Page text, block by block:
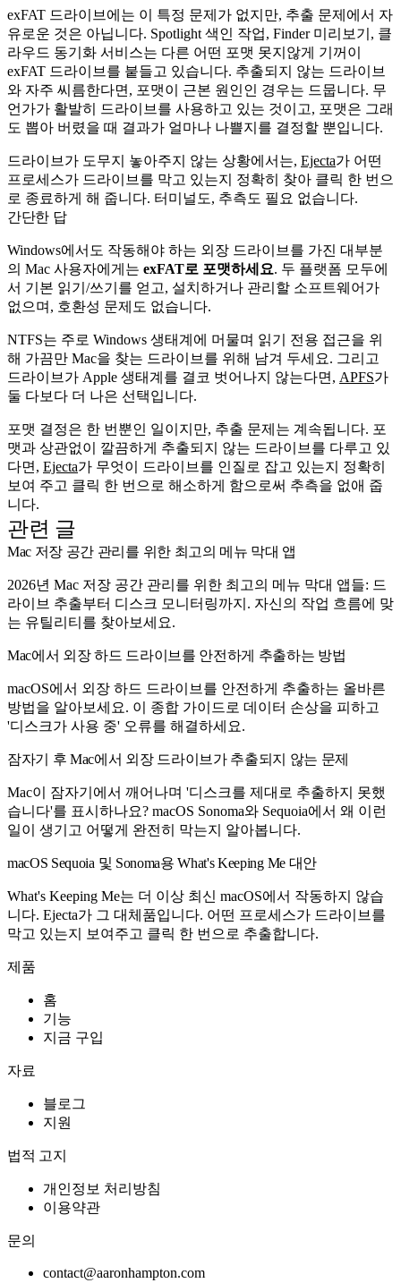
exFAT 드라이브에는 이 특정 문제가 없지만, 추출 문제에서 자
유로운 것은 아닙니다. Spotlight 색인 작업, Finder 미리보기, 클
라우드 동기화 서비스는 다른 어떤 포맷 못지않게 기꺼이
exFAT 드라이브를 붙들고 있습니다. 추출되지 않는 드라이브
와 자주 씨름한다면, 포맷이 근본 원인인 경우는 드뭅니다. 무
언가가 활발히 드라이브를 사용하고 있는 것이고, 포맷은 그래
도 뽑아 버렸을 때 결과가 얼마나 나쁠지를 결정할 뿐입니다.
드라이브가 도무지 놓아주지 않는 상황에서는, Ejecta가 어떤
프로세스가 드라이브를 막고 있는지 정확히 찾아 클릭 한 번으
로 종료하게 해 줍니다. 터미널도, 추측도 필요 없습니다.
간단한 답
Windows에서도 작동해야 하는 외장 드라이브를 가진 대부분
의 Mac 사용자에게는 exFAT로 포맷하세요. 두 플랫폼 모두에
서 기본 읽기/쓰기를 얻고, 설치하거나 관리할 소프트웨어가
없으며, 호환성 문제도 없습니다.
NTFS는 주로 Windows 생태계에 머물며 읽기 전용 접근을 위
해 가끔만 Mac을 찾는 드라이브를 위해 남겨 두세요. 그리고
드라이브가 Apple 생태계를 결코 벗어나지 않는다면, APFS가
둘 다보다 더 나은 선택입니다.
포맷 결정은 한 번뿐인 일이지만, 추출 문제는 계속됩니다. 포
맷과 상관없이 깔끔하게 추출되지 않는 드라이브를 다루고 있
다면, Ejecta가 무엇이 드라이브를 인질로 잡고 있는지 정확히
보여 주고 클릭 한 번으로 해소하게 함으로써 추측을 없애 줍
니다.
관련 글
Mac 저장 공간 관리를 위한 최고의 메뉴 막대 앱
2026년 Mac 저장 공간 관리를 위한 최고의 메뉴 막대 앱들: 드
라이브 추출부터 디스크 모니터링까지. 자신의 작업 흐름에 맞
는 유틸리티를 찾아보세요.
Mac에서 외장 하드 드라이브를 안전하게 추출하는 방법
macOS에서 외장 하드 드라이브를 안전하게 추출하는 올바른
방법을 알아보세요. 이 종합 가이드로 데이터 손상을 피하고
'디스크가 사용 중' 오류를 해결하세요.
잠자기 후 Mac에서 외장 드라이브가 추출되지 않는 문제
Mac이 잠자기에서 깨어나며 '디스크를 제대로 추출하지 못했
습니다'를 표시하나요? macOS Sonoma와 Sequoia에서 왜 이런
일이 생기고 어떻게 완전히 막는지 알아봅니다.
macOS Sequoia 및 Sonoma용 What's Keeping Me 대안
What's Keeping Me는 더 이상 최신 macOS에서 작동하지 않습
니다. Ejecta가 그 대체품입니다. 어떤 프로세스가 드라이브를
막고 있는지 보여주고 클릭 한 번으로 추출합니다.
제품
홈
기능
지금 구입
자료
블로그
지원
법적 고지
개인정보 처리방침
이용약관
문의
contact@aaronhampton.com